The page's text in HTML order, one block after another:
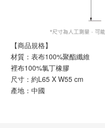
【商品規格】
材質：表布100%聚酯纖維
裡布100%氯丁橡膠
尺寸：約L65 X W55 cm
產地：中國